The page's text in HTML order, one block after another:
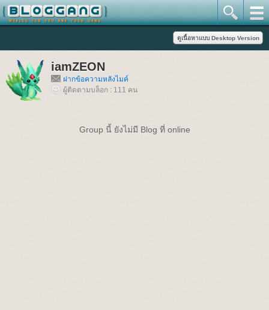
iamZEON
ฝากข้อความหลังไมค์
ผู้ติดตามบล็อก : 111 คน
Group นี้ ยังไม่มี Blog ที่ online